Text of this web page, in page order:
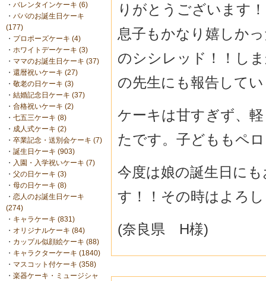
・ バレンタインケーキ (6)
・ パパのお誕生日ケーキ
(177)
・ プロポーズケーキ (4)
・ ホワイトデーケーキ (3)
・ ママのお誕生日ケーキ (37)
・ 還暦祝いケーキ (27)
・ 敬老の日ケーキ (3)
・ 結婚記念日ケーキ (37)
・ 合格祝いケーキ (2)
・ 七五三ケーキ (8)
・ 成人式ケーキ (2)
・ 卒業記念・送別会ケーキ (7)
・ 誕生日ケーキ (903)
・ 入園・入学祝いケーキ (7)
・ 父の日ケーキ (3)
・ 母の日ケーキ (8)
・ 恋人のお誕生日ケーキ
(274)
・ キャラケーキ (831)
・ オリジナルケーキ (84)
・ カップル似顔絵ケーキ (88)
・ キャラクターケーキ (1840)
・ マスコット付ケーキ (358)
・ 楽器ケーキ・ミュージシャ
りがとうございます
息子もかなり嬉しか
のシシレッド！！し
の先生にも報告して
ケーキは甘すぎず、
たです。子どももペ
今度は娘の誕生日に
す！！その時はよろ
(奈良県 H様)